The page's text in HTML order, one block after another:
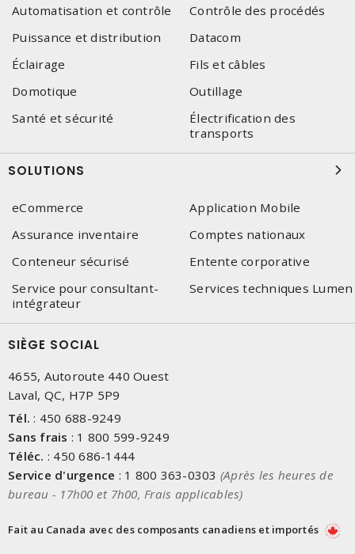
Automatisation et contrôle
Contrôle des procédés
Puissance et distribution
Datacom
Éclairage
Fils et câbles
Domotique
Outillage
Santé et sécurité
Électrification des
transports
SOLUTIONS
eCommerce
Application Mobile
Assurance inventaire
Comptes nationaux
Conteneur sécurisé
Entente corporative
Service pour consultant-
intégrateur
Services techniques Lumen
SIÈGE SOCIAL
4655, Autoroute 440 Ouest
Laval, QC, H7P 5P9
Tél. : 450 688-9249
Sans frais : 1 800 599-9249
Téléc. : 450 686-1444
Service d'urgence : 1 800 363-0303 (Après les heures de
bureau - 17h00 et 7h00, Frais applicables)
Fait au Canada avec des composants canadiens et importés